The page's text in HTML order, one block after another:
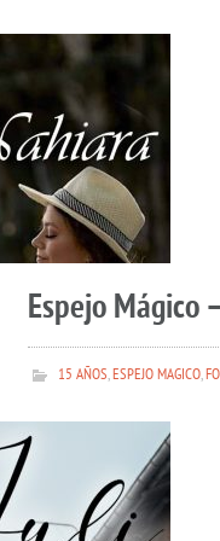
Espejo Mágico
15 AÑOS,ESPEJO MAGICO,